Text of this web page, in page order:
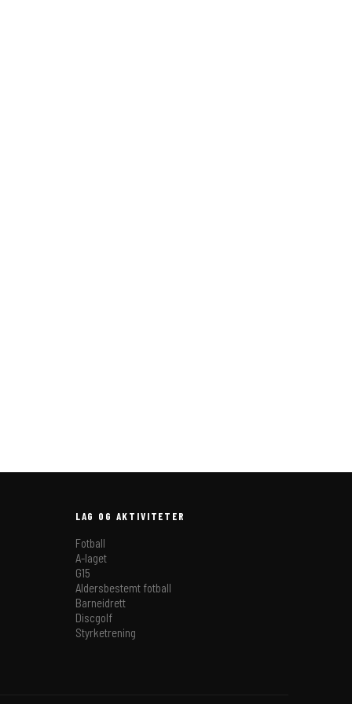
LAG OG AKTIVITETER
Fotball
A-laget
G15
Aldersbestemt fotball
Barneidrett
Discgolf
Styrketrening